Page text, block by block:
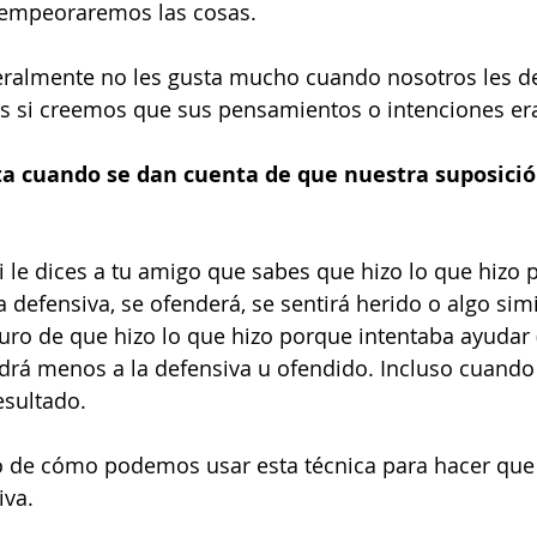
las cosas.
no les gusta mucho cuando nosotros les
si creemos que sus pensamientos o intenciones
cuando se dan cuenta de que nuestra
le dices a tu amigo que sabes que hizo lo que hizo
defensiva, se ofenderá, se sentirá herido o algo
de que hizo lo que hizo porque intentaba
menos a la defensiva u ofendido. Incluso
de cómo podemos usar esta técnica para hacer